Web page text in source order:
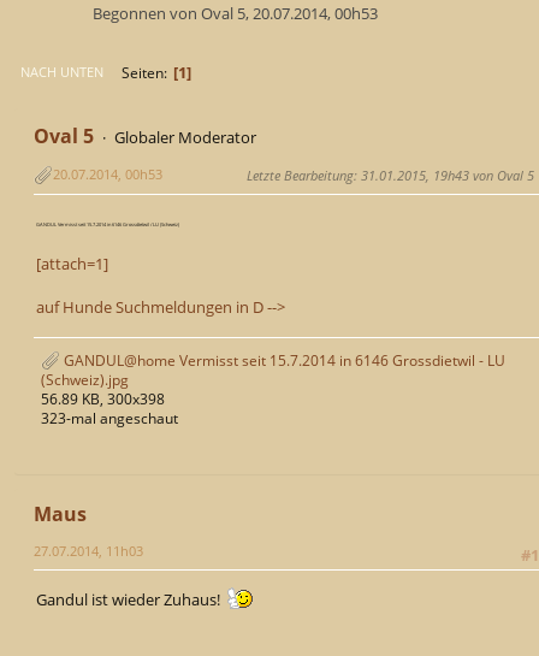
Begonnen von Oval 5, 20.07.2014, 00h53
NACH UNTEN Seiten 1
Oval 5 Globaler Moderator
20.07.2014, 00h53 Letzte Bearbeitung: 31.01.2015, 19h43 von Oval 5
GANDUL Vermisst seit 15.7.2014 in 6146 Grossdietwil / LU (Schweiz)
[attach=1]
auf Hunde Suchmeldungen in D -->
GANDUL@home Vermisst seit 15.7.2014 in 6146 Grossdietwil - LU
(Schweiz).jpg
56.89 KB, 300x398
323-mal angeschaut
Maus
#1
27.07.2014, 11h03
Gandul ist wieder Zuhaus!